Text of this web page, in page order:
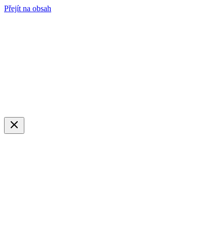
Přejít na obsah